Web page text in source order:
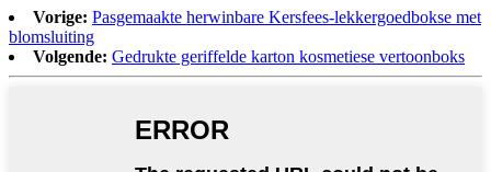
Vorige: Pasgemaakte herwinbare Kersfees-lekkergoedbokse met
blomsluiting
Volgende: Gedrukte geriffelde karton kosmetiese vertoonboks